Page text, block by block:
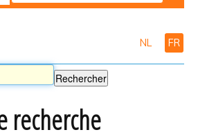
Recherche
NL FR
recherche